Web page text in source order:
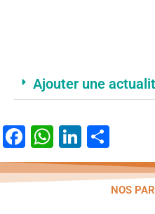
Ajouter une
Facebook
WhatsApp
NOS